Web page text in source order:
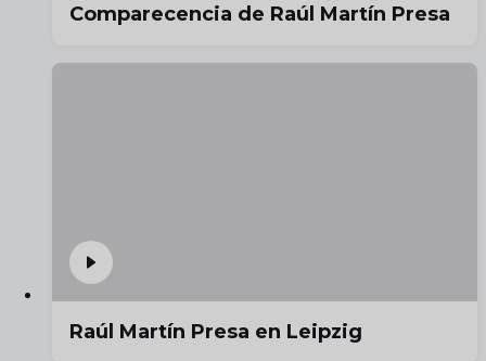
Comparecencia de Raúl Martín Presa
Raúl Martín Presa en Leipzig